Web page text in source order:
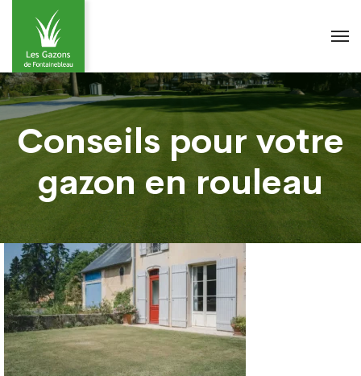
Conseils pour votre
gazon en rouleau